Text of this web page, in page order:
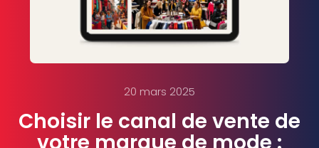
20 mars 2025
Choisir le canal de vente de